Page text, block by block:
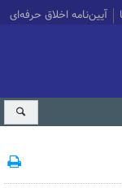
آیین‌نامه اخلاق حرفه‌ای